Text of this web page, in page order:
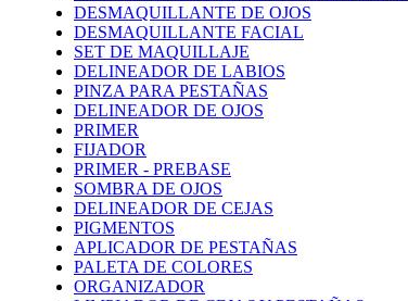
DESMAQUILLANTE DE OJOS
DESMAQUILLANTE FACIAL
SET DE MAQUILLAJE
DELINEADOR DE LABIOS
PINZA PARA PESTAÑAS
DELINEADOR DE OJOS
PRIMER
FIJADOR
PRIMER - PREBASE
SOMBRA DE OJOS
DELINEADOR DE CEJAS
PIGMENTOS
APLICADOR DE PESTAÑAS
PALETA DE COLORES
ORGANIZADOR